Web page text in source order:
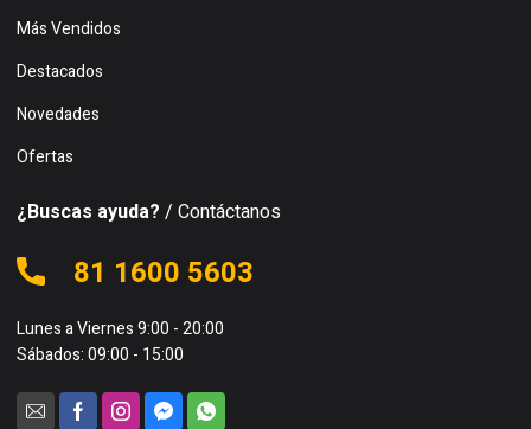
Más Vendidos
Destacados
Novedades
Ofertas
¿Buscas ayuda? / Contáctanos
81 1600 5603
Lunes a Viernes 9:00 - 20:00
Sábados: 09:00 - 15:00